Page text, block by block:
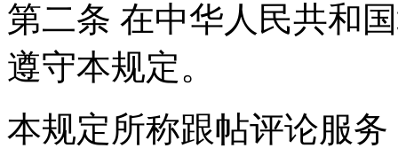
第二条 在中华人民共和
遵守本规定。
本规定所称跟帖评论服